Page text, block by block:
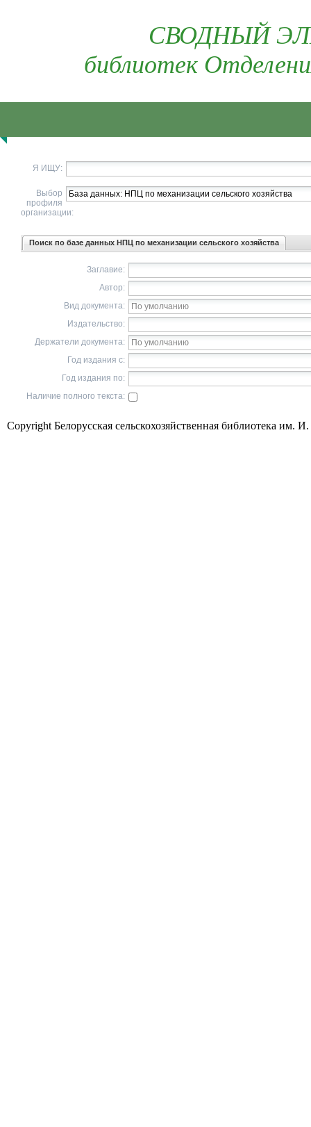
СВОДНЫЙ
библиотек
Я ИЩУ:
Выбор
профиля
организации:
Поиск по базе данных НПЦ по механизации сельского хозяйства
Заглавие:
Автор:
Вид документа:
Издательство:
Держатели документа:
Год издания с:
Год издания по:
Наличие полного текста:
Copyright Белорусская сельскохозяйственная библиотека им.